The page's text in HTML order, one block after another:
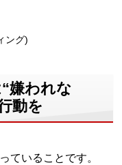
ング)
嫌われな
動を
ていることです。